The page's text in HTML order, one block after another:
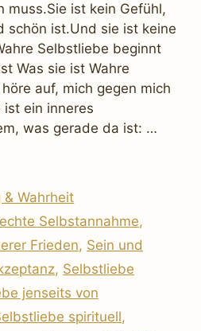
muss.Sie ist kein Gefühl,
schön ist.Und sie ist keine
Selbstliebe beginnt
Was sie ist Wahre
auf, mich gegen mich
ein inneres
was gerade da ist: …
Wahrheit
echte Selbstannahme,
Frieden, Sein und
, Selbstliebe
jenseits von
spirituell,